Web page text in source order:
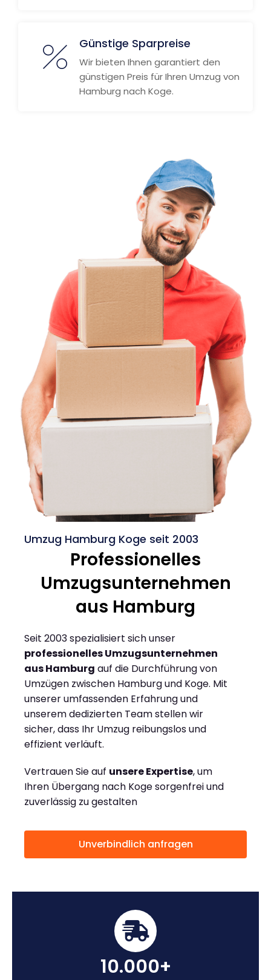
Günstige Sparpreise
Wir bieten Ihnen garantiert den
günstigen Preis für Ihren Umzug von
Hamburg nach Koge.
Umzug Hamburg Koge seit 2003
Professionelles
Umzugsunternehmen
aus Hamburg
Seit 2003 spezialisiert sich unser
professionelles Umzugsunternehmen
aus Hamburg auf die Durchführung von
Umzügen zwischen Hamburg und Koge. Mit
unserer umfassenden Erfahrung und
unserem dedizierten Team stellen wir
sicher, dass Ihr Umzug reibungslos und
effizient verläuft.
Vertrauen Sie auf unsere Expertise, um
Ihren Übergang nach Koge sorgenfrei und
zuverlässig zu gestalten
Unverbindlich anfragen
10.000+